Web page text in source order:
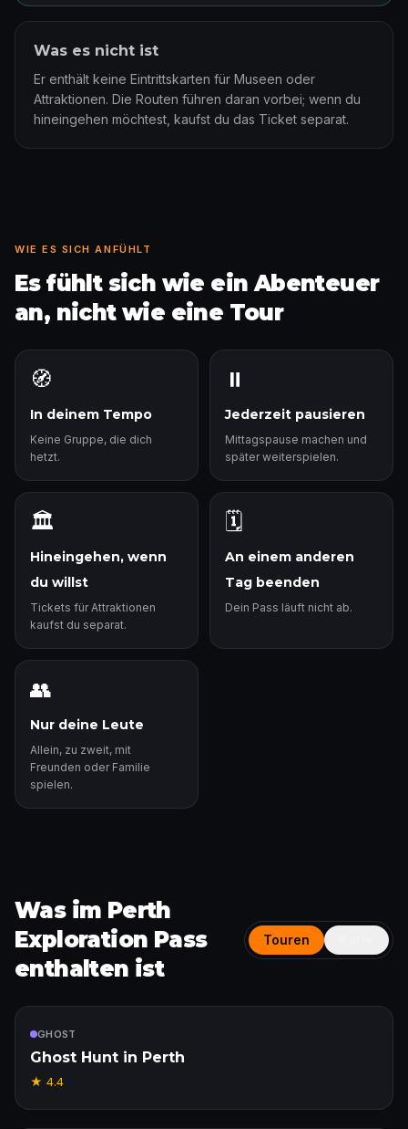
Was es nicht ist
Er enthält keine Eintrittskarten für Museen oder
Attraktionen. Die Routen führen daran vorbei; wenn du
hineingehen möchtest, kaufst du das Ticket separat.
WIE ES SICH ANFÜHLT
Es fühlt sich wie ein Abenteuer
an, nicht wie eine Tour
🧭
In deinem Tempo
Keine Gruppe, die dich
hetzt.
⏸️
Jederzeit pausieren
Mittagspause machen und
später weiterspielen.
🏛️
Hineingehen, wenn
du willst
Tickets für Attraktionen
kaufst du separat.
🗓️
An einem anderen
Tag beenden
Dein Pass läuft nicht ab.
👥
Nur deine Leute
Allein, zu zweit, mit
Freunden oder Familie
spielen.
Was im Perth
Exploration Pass
enthalten ist
Touren
GHOST
Ghost Hunt in Perth
★ 4.4